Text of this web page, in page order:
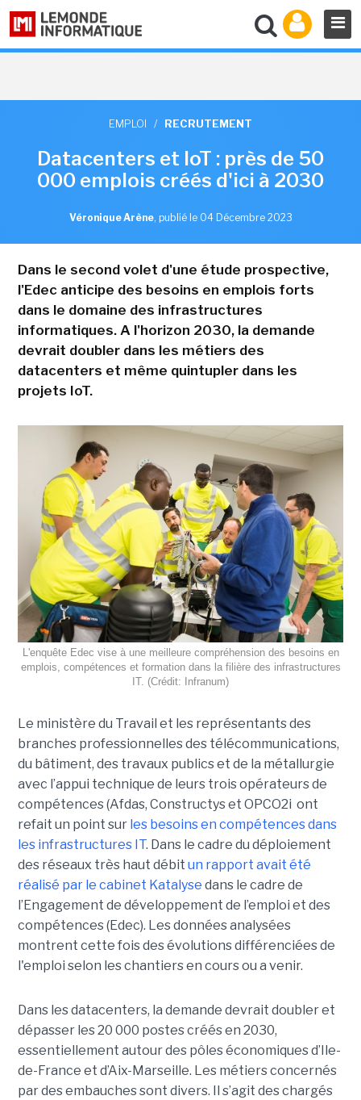
EMPLOI / RECRUTEMENT
Datacenters et IoT : près de 50
000 emplois créés d'ici à 2030
Véronique Arène, publié le 04 Décembre 2023
Dans le second volet d'une étude prospective,
l'Edec anticipe des besoins en emplois forts
dans le domaine des infrastructures
informatiques. A l'horizon 2030, la demande
devrait doubler dans les métiers des
datacenters et même quintupler dans les
projets IoT.
L'enquête Edec vise à une meilleure compréhension des besoins en
emplois, compétences et formation dans la filière des infrastructures
IT. (Crédit: Infranum)
Le ministère du Travail et les représentants des
branches professionnelles des télécommunications,
du bâtiment, des travaux publics et de la métallurgie
avec l’appui technique de leurs trois opérateurs de
compétences (Afdas, Constructys et OPCO2i ont
refait un point sur les besoins en compétences dans
les infrastructures IT. Dans le cadre du déploiement
des réseaux très haut débit un rapport avait été
réalisé par le cabinet Katalyse dans le cadre de
l’Engagement de développement de l’emploi et des
compétences (Edec). Les données analysées
montrent cette fois des évolutions différenciées de
l'emploi selon les chantiers en cours ou a venir.
Dans les datacenters, la demande devrait doubler et
dépasser les 20 000 postes créés en 2030,
essentiellement autour des pôles économiques d’Ile-
de-France et d’Aix-Marseille. Les métiers concernés
par des embauches sont divers. Il s’agit des chargés